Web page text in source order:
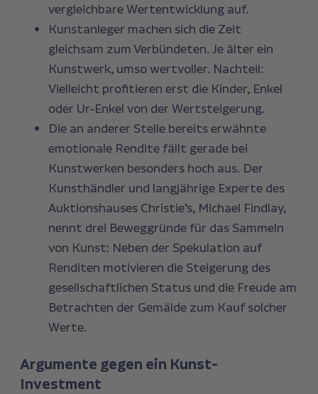
vergleichbare Wertentwicklung auf.
Kunstanleger machen sich die Zeit
gleichsam zum Verbündeten. Je älter ein
Kunstwerk, umso wertvoller. Nachteil:
Vielleicht profitieren erst die Kinder, Enkel
oder Ur-Enkel von der Wertsteigerung.
Die an anderer Stelle bereits erwähnte
emotionale Rendite fällt gerade bei
Kunstwerken besonders hoch aus. Der
Kunsthändler und langjährige Experte des
Auktionshauses Christie’s, Michael Findlay,
nennt drei Beweggründe für das Sammeln
von Kunst: Neben der Spekulation auf
Renditen motivieren die Steigerung des
gesellschaftlichen Status und die Freude am
Betrachten der Gemälde zum Kauf solcher
Werte.
Argumente gegen ein Kunst-
Investment